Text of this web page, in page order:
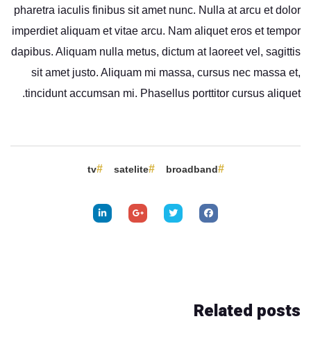
pharetra iaculis finibus sit amet nunc. Nulla at arcu et dolor
imperdiet aliquam et vitae arcu. Nam aliquet eros et tempor
dapibus. Aliquam nulla metus, dictum at laoreet vel, sagittis
sit amet justo. Aliquam mi massa, cursus nec massa et,
tincidunt accumsan mi. Phasellus porttitor cursus aliquet.
broadband
satelite
tv
Related posts